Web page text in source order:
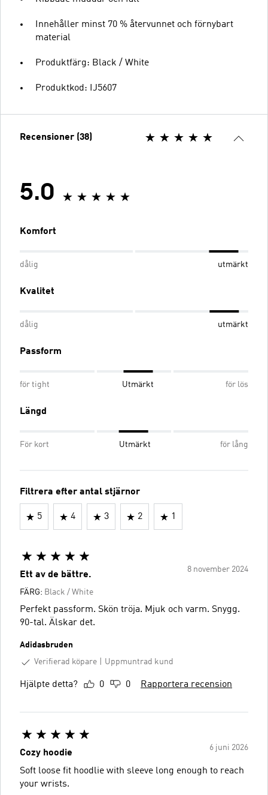
Innehåller minst 70 % återvunnet och förnybart
material
Produktfärg: Black / White
Produktkod: IJ5607
Recensioner (38)
5.0
Komfort
dålig utmärkt
Kvalitet
dålig utmärkt
Passform
för tight Utmärkt för lös
Längd
För kort Utmärkt för lång
Filtrera efter antal stjärnor
5 4 3 2 1
8 november 2024
Ett av de bättre.
FÄRG: Black / White
Perfekt passform. Skön tröja. Mjuk och varm. Snygg.
90-tal. Älskar det.
Adidasbruden
Verifierad köpare
Uppmuntrad kund
Hjälpte detta? 0 0 Rapportera recension
6 juni 2026
Cozy hoodie
Soft loose fit hoodlie with sleeve long enough to reach
your wrists.